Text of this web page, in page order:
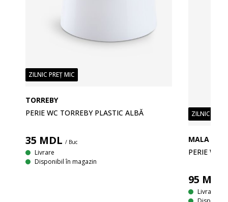
ZILNIC PREȚ MIC
TORREBY
PERIE WC TORREBY PLASTIC ALBĂ
35 MDL / Buc
Livrare
Disponibil în magazin
ZILNIC PREȚ
MALA
PERIE WC
95 MDL
Livrare